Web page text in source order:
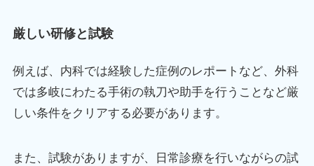
厳しい研修と試験
例えば、内科では経験した症例のレポートなど、外科
では多岐にわたる手術の執刀や助手を行うことなど厳
しい条件をクリアする必要があります。
また、試験がありますが、日常診療を行いながらの試